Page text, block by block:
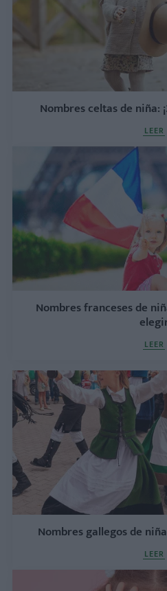
Nombres celtas de niña:
LEER
Nombres franceses de
LEER
Nombres gallegos de
LEER